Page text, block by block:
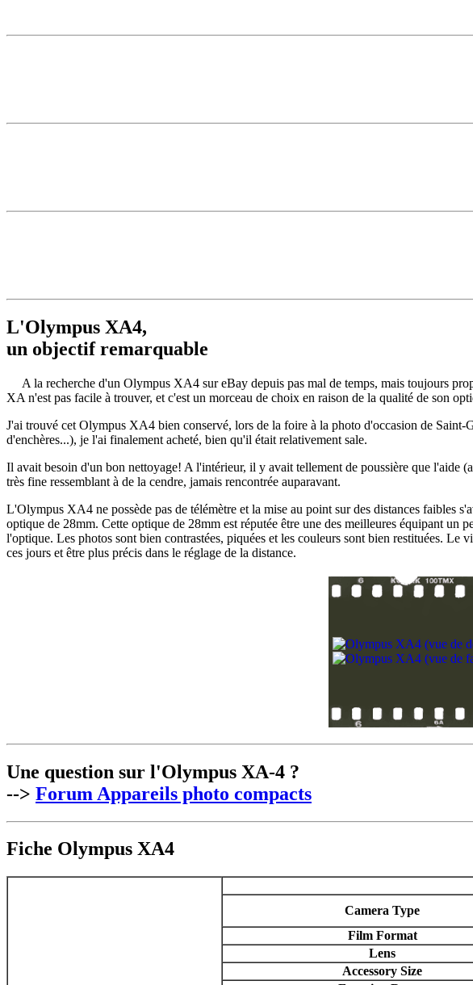
L'Olympus XA4,
un objectif remarquable
A la recherche d'un Olympus XA4 sur eBay depuis pas mal de temps, mais toujours
XA n'est pas facile à trouver, et c'est un morceau de choix en raison de la qualité de son
J'ai trouvé cet Olympus XA4 bien conservé, lors de la foire à la photo d'occasion de
d'enchères...), je l'ai finalement acheté, bien qu'il était relativement sale.
Il avait besoin d'un bon nettoyage! A l'intérieur, il y avait tellement de poussière que l'aide
très fine ressemblant à de la cendre, jamais rencontrée auparavant.
L'Olympus XA4 ne possède pas de télémètre et la mise au point sur des distances faibles
optique de 28mm. Cette optique de 28mm est réputée être une des meilleures équipant
l'optique. Les photos sont bien contrastées, piquées et les couleurs sont bien restituées. Le
ces jours et être plus précis dans le réglage de la distance.
Une question sur l'Olympus XA-4 ?
--> Forum Appareils photo compacts
Fiche Olympus XA4
Camera Type
Film Format
Lens
Accessory Size